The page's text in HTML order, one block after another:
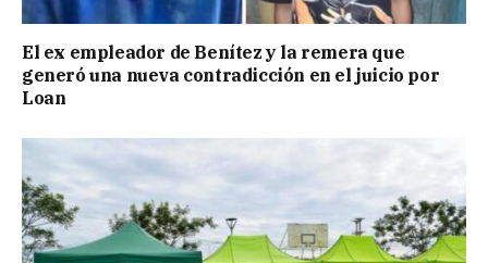
El ex empleador de Benítez y la remera que
generó una nueva contradicción en el juicio por
Loan